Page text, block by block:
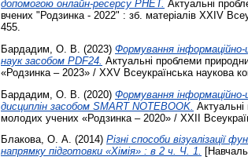
допомогою онлайн-ресерсу РНЕТ. Актуальні
вчених "Родзинка - 2022" : зб. матеріалів XXIV
455.
Бардадим, О. В. (2023) Формування
наук засобом PDF24. Актуальні проблеми
«Родзинка – 2023» / XXV Всеукраїнська наукова
Бардадим, О. В. (2020) Формування
дисциплін засобом SMART NOTEBOOK.
молодих учених «Родзинка – 2020» / XXІI
Блакова, О. А. (2014) Різні способи візуалізації
напрямку підготовки «Хімія» : в 2 ч. Ч. 1.